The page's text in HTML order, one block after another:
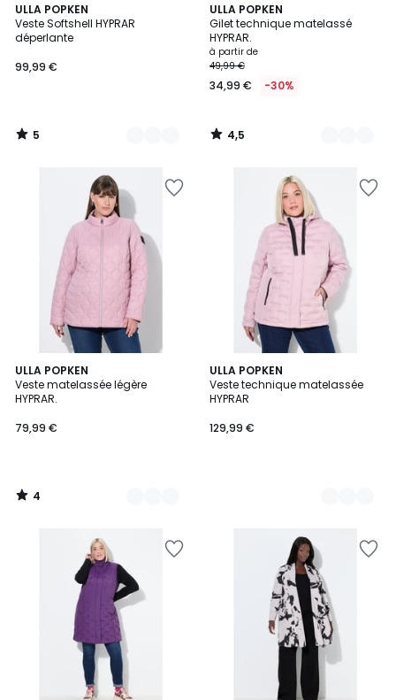
ULLA POPKEN
Veste Softshell HYPRAR
déperlante
99,99 €
5
/
5
4
Couleurs
5
/
ULLA POPKEN
Gilet technique matelassé
HYPRAR.
à partir de
49,99 €
34,99 € -30%
4,5
/ 5
6
Couleurs
4,5
/
ULLA POPKEN
Veste matelassée légère
HYPRAR.
79,99 €
4
/
5
6
Couleurs
4
/
ULLA POPKEN
Veste technique matelassée
HYPRAR
129,99 €
2
Couleurs